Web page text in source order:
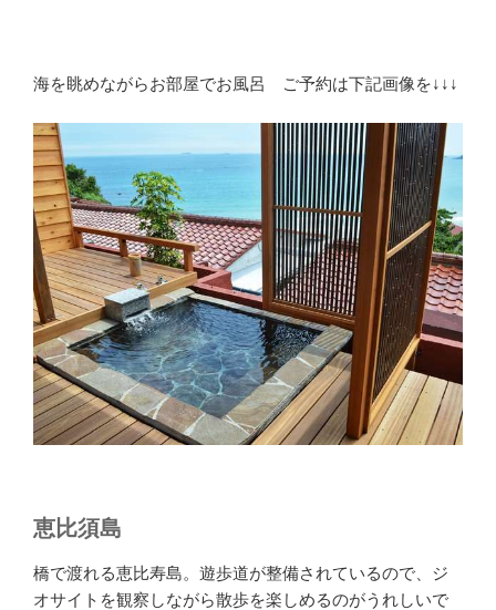
海を眺めながらお部屋でお風呂 ご予約は下記画像を↓↓↓
恵比須島
橋で渡れる恵比寿島。遊歩道が整備されているので、ジ
オサイトを観察しながら散歩を楽しめるのがうれしいで